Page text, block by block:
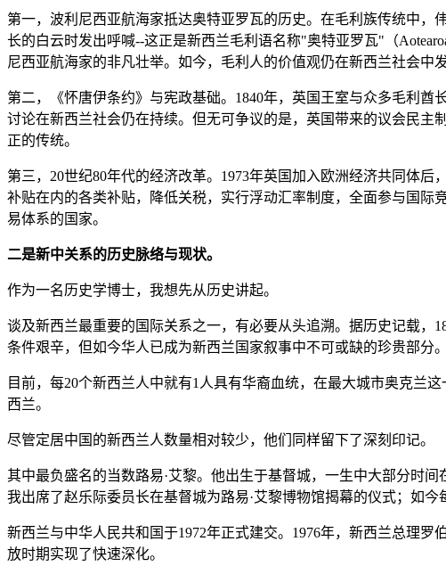
第一，波利尼西亚航海家抵达奥特亚罗瓦的历史。在毛利族传统中
长的白云时发出呼喊--这正是新西兰毛利语名称"奥特亚罗瓦"（
尼西亚航海家的非凡壮举。如今，毛利人的价值观仍在新西兰社会中
第二，《怀唐伊条约》与宪政基础。1840年，英国王室与众多毛利
讨论在新西兰社会仍在持续。但无可争议的是，英国带来的议会民
正的传统。
第三，20世纪80年代的经济改革。1973年英国加入欧洲经济共同体
补贴在内的各类补贴，降低关税，实行浮动汇率制度，全面参与国
易体系的国家。
二是新中关系的历史脉络与现状。
作为一名历史学博士，我想先从历史讲起。
谈及新西兰最重要的国际关系之一，有必要从头追溯。据历史记载，
条件艰辛，但如今华人已成为新西兰国家叙事中不可或缺的珍贵部分。
目前，每20个新西兰人中就有1人具有华裔血统，在最大城市奥克兰
西兰。
尽管定居中国的新西兰人数量相对较少，他们同样留下了深刻印记。
其中最负盛名的当数路易·艾黎。他出生于基督城，一生中大部分时
我出席了赵乐际委员长在基督城为路易·艾黎博物馆揭幕的仪式；如今
新西兰与中华人民共和国于1972年正式建交。1976年，新西兰总理
放时期实现了快速深化。